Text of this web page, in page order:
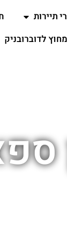
תיירות
מחוץ לדוברובניק